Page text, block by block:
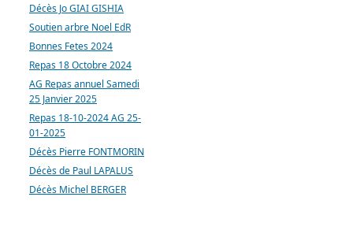
Décès Jo GIAI GISHIA
Soutien arbre Noel EdR
Bonnes Fetes 2024
Repas 18 Octobre 2024
AG Repas annuel Samedi
25 Janvier 2025
Repas 18-10-2024 AG 25-
01-2025
Décès Pierre FONTMORIN
Décès de Paul LAPALUS
Décès Michel BERGER